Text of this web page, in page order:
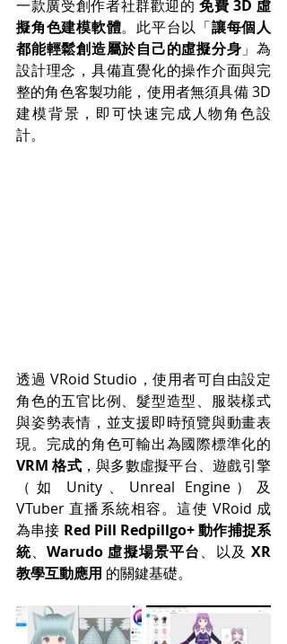
一款廣受創作者社群歡迎的 免費 3D 虛
擬角色建模軟體。此平台以「讓每個人
都能輕鬆創造屬於自己的虛擬分身 」為
設計理念，具備直覺化的操作介面與完
整的角色客製功能，使用者無須具備 3D
建模背景，即可快速完成人物角色設
計。
透過 VRoid Studio，使用者可自由設定
角色的五官比例、髮型造型、服裝樣式
與姿勢表情，並支援即時預覽與動畫表
VRM 格式，與多數虛擬平台、遊戲引擎
（如 Unity、Unreal Engine）及
VTuber 直播系統相容。這使 VRoid 成
為串接 Red Pill Redpillgo+ 動作捕捉系
統、Warudo 虛擬場景平台、以及 XR
教學互動應用 的關鍵基礎。